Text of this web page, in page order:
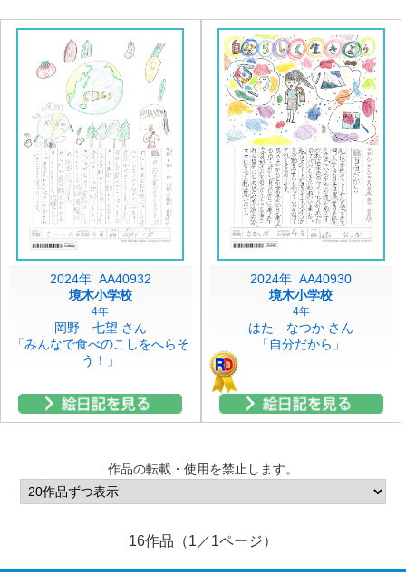
2024年 AA40932
境木小学校
4年
岡野 七望 さん
「みんなで食べのこしをへらそ
う！」
2024年 AA40930
境木小学校
4年
はた なつか さん
「自分だから」
作品の転載・使用を禁止します。
16作品（1／1ページ）